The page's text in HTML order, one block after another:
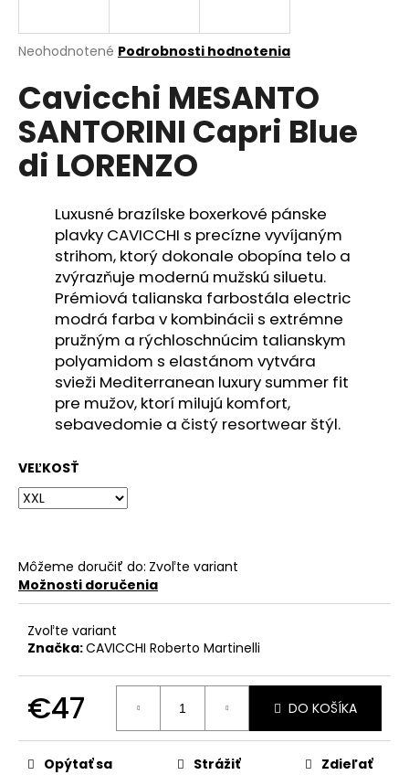
Priemerné
produktu
je
0,0
z
5
hviezdičiek.
Neohodnotené Podrobnosti hodnotenia
Cavicchi MESANTO
SANTORINI Capri Blue
di LORENZO
Luxusné brazílske boxerkové pánske
plavky CAVICCHI s precízne vyvíjaným
strihom, ktorý dokonale obopína telo a
zvýrazňuje modernú mužskú siluetu.
Prémiová talianska farbostála electric
modrá farba v kombinácii s extrémne
pružným a rýchloschnúcim talianskym
polyamidom s elastánom vytvára
svieži Mediterranean luxury summer fit
pre mužov, ktorí milujú komfort,
sebavedomie a čistý resortwear štýl.
VEĽKOSŤ
Môžeme doručiť do: Zvoľte variant
Možnosti doručenia
Zvoľte variant
Značka:CAVICCHI Roberto Martinelli
€47 DO KOŠÍKA
Opýtať sa Strážiť Zdieľať
j
ť
?
HĽADAŤ
e